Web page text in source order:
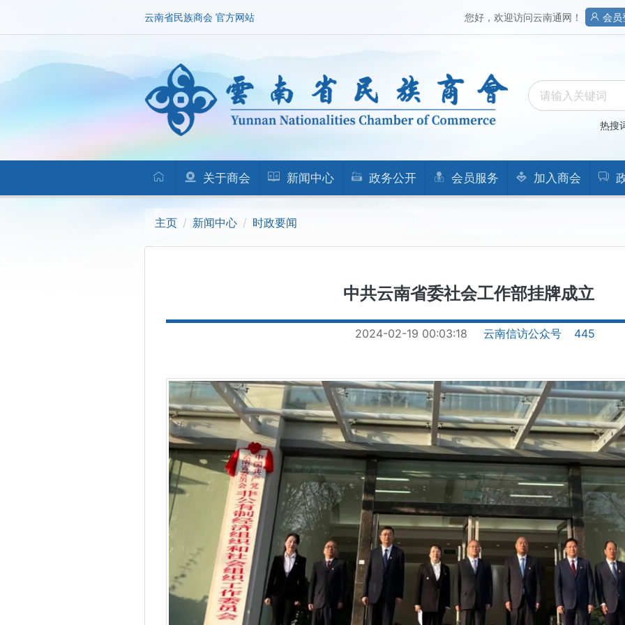
云南省民族商会 官方网站 您好，欢迎访问云南通网！ 会员
热搜
首
页
关于商会 新闻中心 政务公开 会员服务 加入商会
主页 新闻中心 时政要闻
中共云南省委社会工作部挂牌成立
2024-02-19 00:03:18 云南信访公众号 445